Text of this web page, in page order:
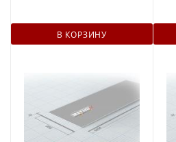
В КОРЗИНУ